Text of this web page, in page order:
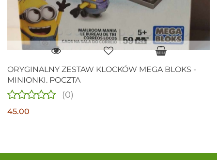
ORYGINALNY ZESTAW KLOCKÓW MEGA BLOKS -
MINIONKI. POCZTA
(0)
45.00